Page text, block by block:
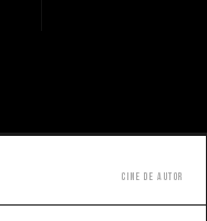
Cine de autor